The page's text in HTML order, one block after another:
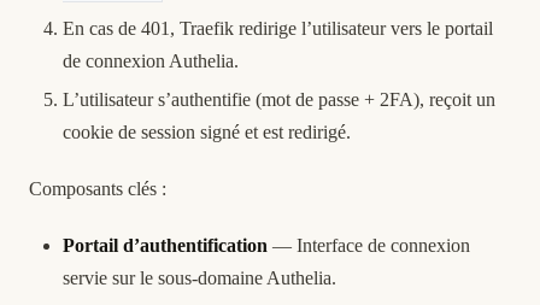
En cas de 401, Traefik redirige l’utilisateur vers le portail
de connexion Authelia.
L’utilisateur s’authentifie (mot de passe + 2FA), reçoit un
cookie de session signé et est redirigé.
Composants clés :
Portail d’authentification — Interface de connexion
servie sur le sous-domaine Authelia.